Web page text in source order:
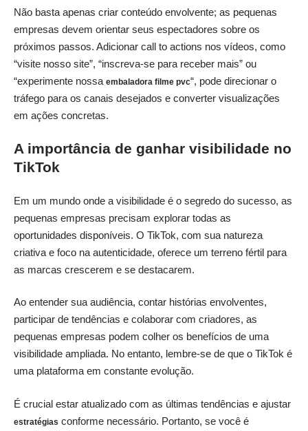
Não basta apenas criar conteúdo envolvente; as pequenas
empresas devem orientar seus espectadores sobre os
próximos passos. Adicionar call to actions nos vídeos, como
“visite nosso site”, “inscreva-se para receber mais” ou
“experimente nossa embaladora filme pvc“, pode direcionar o
tráfego para os canais desejados e converter visualizações
em ações concretas.
A importância de ganhar visibilidade no
TikTok
Em um mundo onde a visibilidade é o segredo do sucesso, as
pequenas empresas precisam explorar todas as
oportunidades disponíveis. O TikTok, com sua natureza
criativa e foco na autenticidade, oferece um terreno fértil para
as marcas crescerem e se destacarem.
Ao entender sua audiência, contar histórias envolventes,
participar de tendências e colaborar com criadores, as
pequenas empresas podem colher os benefícios de uma
visibilidade ampliada. No entanto, lembre-se de que o TikTok é
uma plataforma em constante evolução.
É crucial estar atualizado com as últimas tendências e ajustar
estratégias conforme necessário. Portanto, se você é